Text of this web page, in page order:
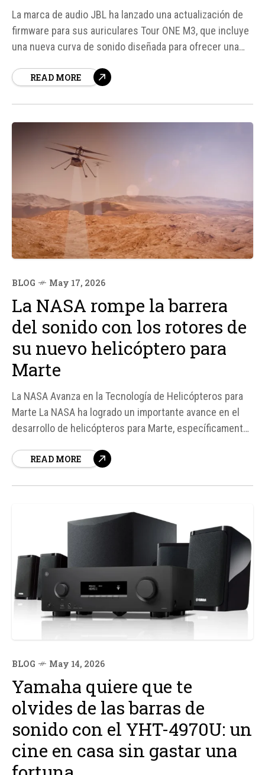
La marca de audio JBL ha lanzado una actualización de
firmware para sus auriculares Tour ONE M3, que incluye
una nueva curva de sonido diseñada para ofrecer una
fuentes, esta actualización está disponible para los Tour
READ MORE
BLOG May 17, 2026
La NASA rompe la barrera
del sonido con los rotores de
su nuevo helicóptero para
Marte
La NASA Avanza en la Tecnología de Helicópteros para
Marte La NASA ha logrado un importante avance en el
desarrollo de helicópteros para Marte, específicamente
del sonido en la atmósfera marciana. Según fuentes de
READ MORE
BLOG May 14, 2026
Yamaha quiere que te
olvides de las barras de
sonido con el YHT-4970U: un
cine en casa sin gastar una